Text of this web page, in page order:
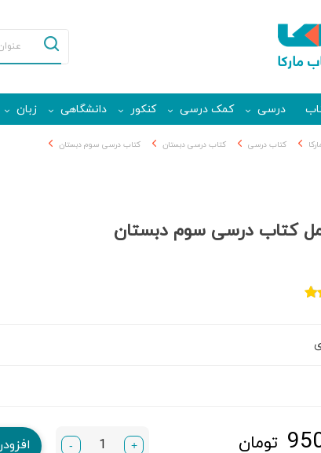
درسی کمک درسی کنکور دانشگاهی زبان
کتاب درسی کتاب درسی دبستان کتاب درسی سوم دبستان
کتاب درسی سوم دبستان
تومان +
-